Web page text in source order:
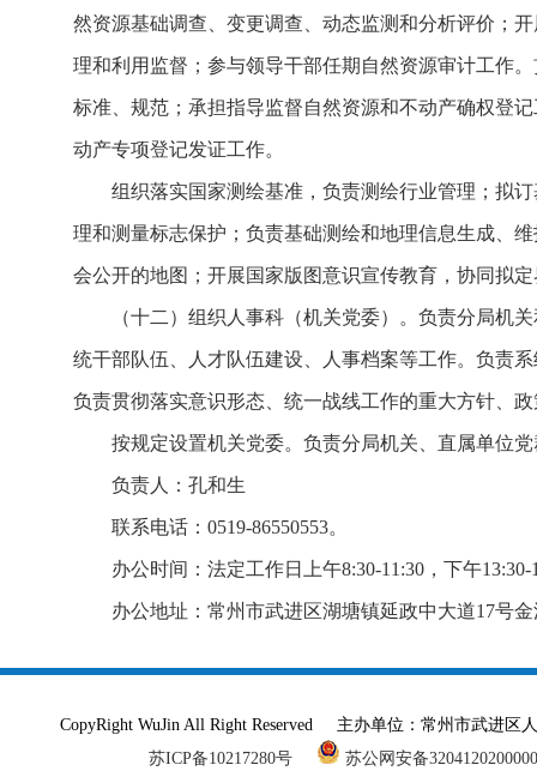
然资源基础调查、变更调查、动态监测和分析评价；
理和利用监督；参与领导干部任期自然资源审计工作
标准、规范；承担指导监督自然资源和不动产确权登
动产专项登记发证工作。
组织落实国家测绘基准，负责测绘行业管理；拟
理和测量标志保护；负责基础测绘和地理信息生成、
会公开的地图；开展国家版图意识宣传教育，协同拟
（十二）组织人事科（机关党委）。负责分局机
统干部队伍、人才队伍建设、人事档案等工作。负责
负责贯彻落实意识形态、统一战线工作的重大方针、
按规定设置机关党委。负责分局机关、直属单位
负责人：孔和生
联系电话：0519-86550553。
办公时间：法定工作日上午8:30-11:30，下午
办公地址：常州市武进区湖塘镇延政中大道17号
CopyRight WuJin All Right Reserved 主办单位：常州市武进
苏ICP备10217280号
苏公网安备